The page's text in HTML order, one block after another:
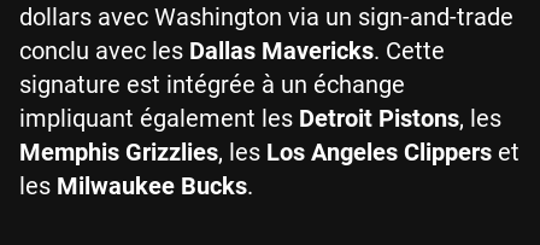
dollars avec Washington via un sign-and-trade
conclu avec les Dallas Mavericks. Cette
signature est intégrée à un échange
impliquant également les Detroit Pistons, les
Memphis Grizzlies, les Los Angeles Clippers et
les Milwaukee Bucks.